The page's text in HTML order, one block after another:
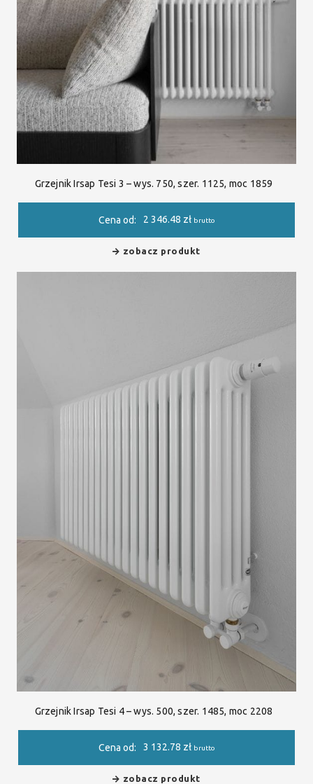
Grzejnik Irsap Tesi 3 – wys. 750, szer. 1125, moc 1859
Cena od: 2 346.48 zł brutto
zobacz produkt
Grzejnik Irsap Tesi 4 – wys. 500, szer. 1485, moc 2208
Cena od: 3 132.78 zł brutto
zobacz produkt